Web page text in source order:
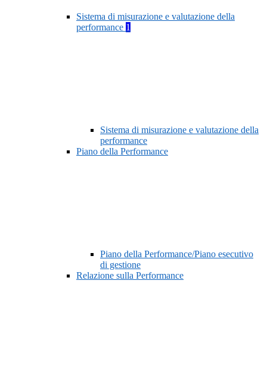
Sistema di misurazione e valutazione della
performance 1
Sistema di misurazione e valutazione della
performance
Piano della Performance
Piano della Performance/Piano esecutivo
di gestione
Relazione sulla Performance